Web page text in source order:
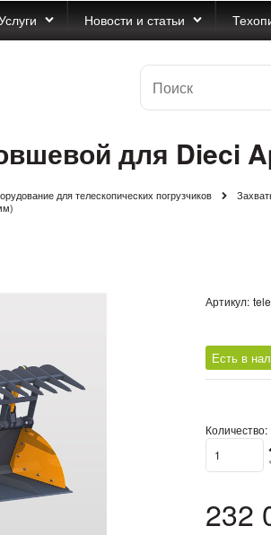
Новости и статьи
для Dieci
для телескопических погрузчиков
Артикул:
Есть в
Количество:
232